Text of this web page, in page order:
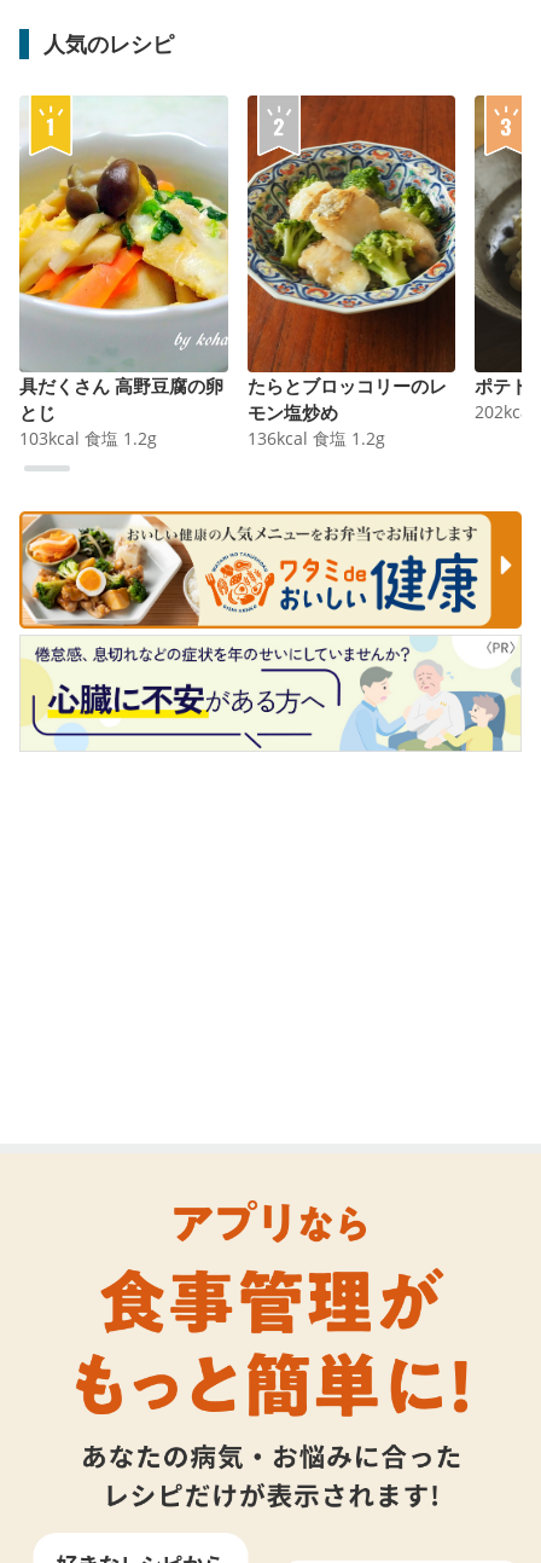
人気のレシピ
具だくさん 高野豆腐の卵
とじ
103kcal 食塩 1.2g
たらとブロッコリーのレ
モン塩炒め
136kcal 食塩 1.2g
ポテト
202kcal